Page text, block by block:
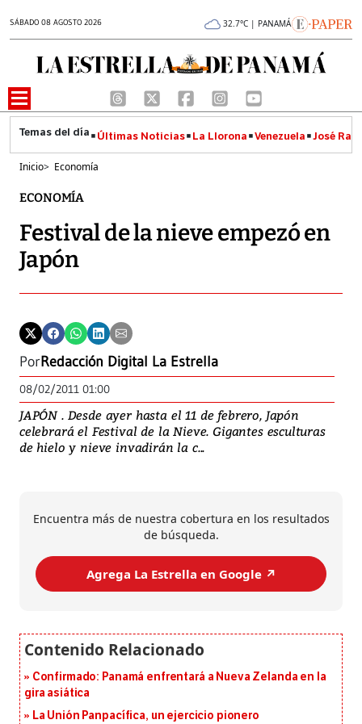
SÁBADO 08 AGOSTO 2026 32.7°C | PANAMÁ
Últimas Noticias La Llorona Venezuela José
Inicio> Economía
ECONOMÍA
Festival de la nieve empezó en
Japón
PorRedacción Digital La Estrella
08/02/2011 01:00
JAPÓN . Desde ayer hasta el 11 de febrero, Japón
celebrará el Festival de la Nieve. Gigantes esculturas
de hielo y nieve invadirán la c...
Encuentra más de nuestra cobertura en los resultados
de búsqueda.
Agrega La Estrella en Google ↗️
Confirmado: Panamá enfrentará a Nueva Zelanda en la
gira asiática
La Unión Panpacífica, un ejercicio pionero